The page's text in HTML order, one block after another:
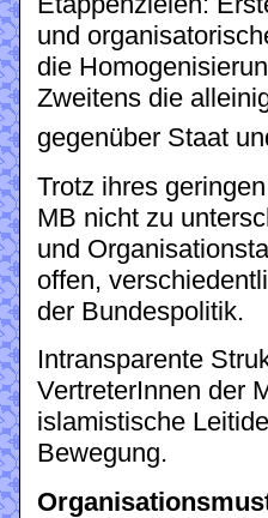
und
die
Zweitens die
gegenüber Staat
Trotz ihres
MB nicht zu
und
offen,
der Bundespolitik.
Intransparente
VertreterInnen der
islamistische
Bewegung.